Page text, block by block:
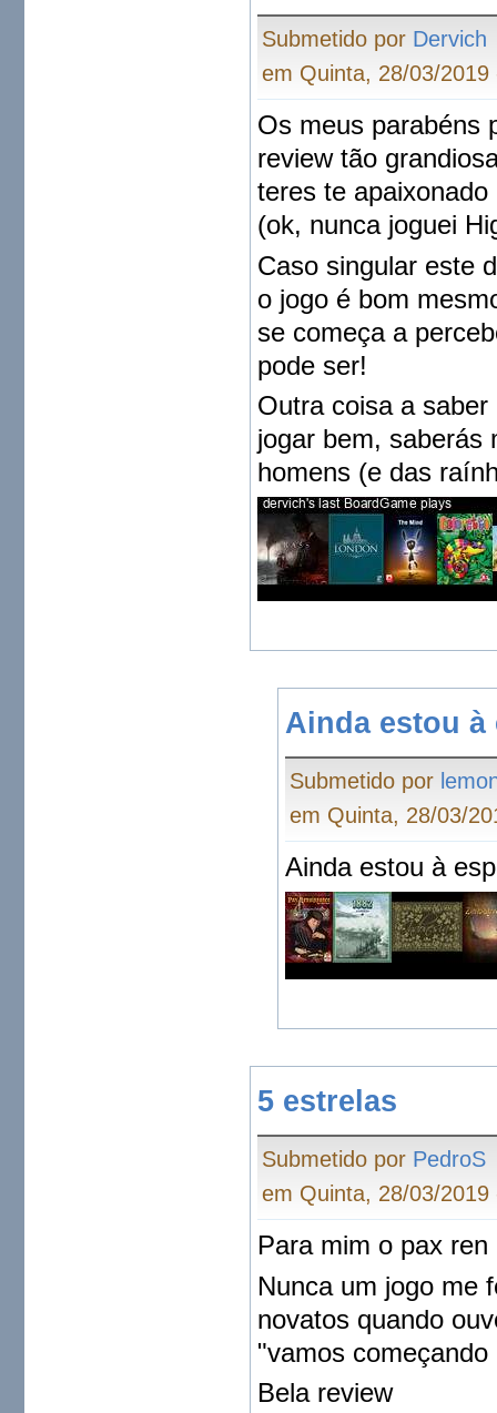
Submetido por Dervich
em Quinta, 28/03/2019
Os meus parabéns
review tão
teres te
(ok, nunca joguei
Caso singular este
o jogo é bom
se começa a
pode ser!
Outra coisa a
jogar bem, saberás
homens (e das
Ainda estou à
Submetido por
em Quinta, 28/03/
Ainda estou à
5 estrelas
Submetido por PedroS
em Quinta, 28/03/2019
Para mim o pax
Nunca um jogo me
novatos quando
"vamos
Bela review